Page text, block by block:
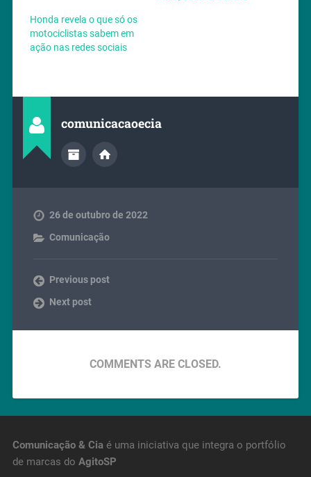
Honda revela o que só os
motociclistas sabem em
ação nas redes sociais
comunicacaoecia
26 de outubro de 2022
Comunicação
Previous post
Next post
COMMENTS ARE CLOSED.
Comunicação & Ciaé uma iniciativa que integra o portfólio
de marcas do AgitoSP